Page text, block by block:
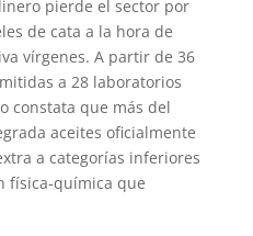
pierde el sector por
de cata a la hora de
vírgenes. A partir de 36
a 28 laboratorios
constata que más del
aceites oficialmente
a categorías inferiores
física‑química que